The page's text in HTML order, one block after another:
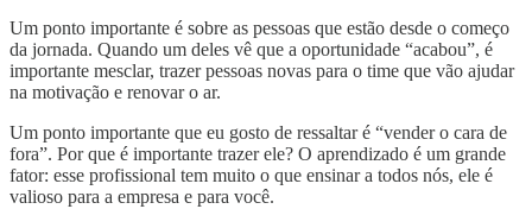
Um ponto importante é sobre as pessoas que estão desde o começo
da jornada. Quando um deles vê que a oportunidade “acabou”, é
importante mesclar, trazer pessoas novas para o time que vão ajudar
na motivação e renovar o ar.
Um ponto importante que eu gosto de ressaltar é “vender o cara de
fora”. Por que é importante trazer ele? O aprendizado é um grande
fator: esse profissional tem muito o que ensinar a todos nós, ele é
valioso para a empresa e para você.